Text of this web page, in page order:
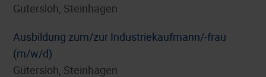
Gütersloh, Steinhagen
Ausbildung zum/zur Industriekaufmann/-frau
(m/w/d)
Gütersloh, Steinhagen